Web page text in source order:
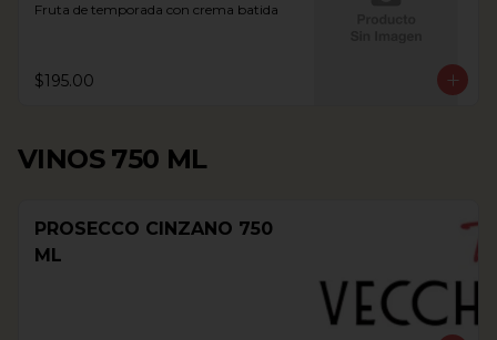
Fruta de temporada con crema batida
$195.00
VINOS 750 ML
PROSECCO CINZANO 750
ML